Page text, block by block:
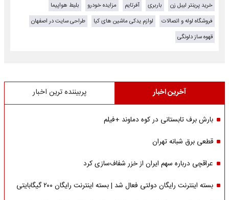
خرید پرینتر لیبل زن
باربری آفرتایم مزایده خودرو
بلیط هواپیما
فروشگاه لوله و اتصالات
لوازم یدکی ماشین های کیا
طراحی سایت در اصفهان
قهوه ساز دلونگی
آخرین اخبار پربیننده ترین اخبار
بارش برف تابستانی در کوه دماوند +فیلم
قطعی برق شبانه تهران
عراقچی درباره سهم ایران از خزر شفاف‌سازی کرد
بسته اینترنت رایگان دولتی فعال شد | بسته اینترنت رایگان ۲۰۰ گیگابایتی